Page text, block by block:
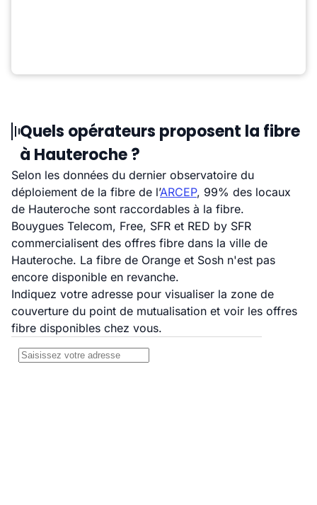
Quels opérateurs proposent la fibre
à Hauteroche ?
Selon les données du dernier observatoire du
déploiement de la fibre de l’ARCEP, 99% des locaux
de Hauteroche sont raccordables à la fibre.
Bouygues Telecom, Free, SFR et RED by SFR
commercialisent des offres fibre dans la ville de
Hauteroche. La fibre de Orange et Sosh n'est pas
encore disponible en revanche.
Indiquez votre adresse pour visualiser la zone de
couverture du point de mutualisation et voir les offres
fibre disponibles chez vous.